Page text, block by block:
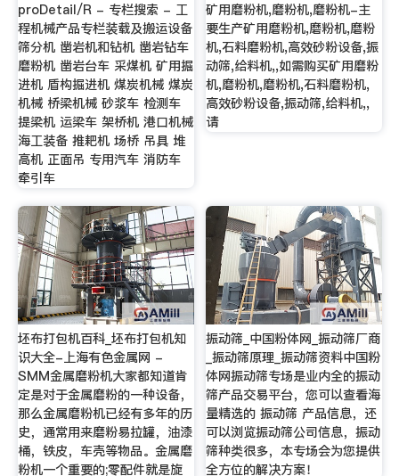
proDetail/R - 专栏搜索 - 工
程机械产品专栏装载及搬运设备
筛分机 凿岩机和钻机 凿岩钻车
磨粉机 凿岩台车 采煤机 矿用掘
进机 盾构掘进机 煤炭机械 煤炭
机械 桥梁机械 砂浆车 检测车
提梁机 运梁车 架桥机 港口机械
海工装备 推耙机 场桥 吊具 堆
高机 正面吊 专用汽车 消防车
牵引车
矿用磨粉机,磨粉机,磨粉机-主
要生产矿用磨粉机,磨粉机,磨粉
机,石料磨粉机,高效砂粉设备,振
动筛,给料机,,如需购买矿用磨粉
机,磨粉机,磨粉机,石料磨粉机,
高效砂粉设备,振动筛,给料机,,
请
坯布打包机百科_坯布打包机知
识大全-上海有色金属网 -
SMM金属磨粉机大家都知道肯
定是对于金属磨粉的一种设备，
那么金属磨粉机已经有多年的历
史，通常用来磨粉易拉罐，油漆
桶，铁皮，车壳等物品。金属磨
粉机一个重要的;零配件就是旋
振动筛_中国粉体网_振动筛厂商
_振动筛原理_振动筛资料中国粉
体网振动筛专场是业内全的振动
筛产品交易平台，您可以查看海
量精选的 振动筛 产品信息，还
可以浏览振动筛公司信息，振动
筛种类很多，本专场会为您提供
全方位的解决方案！